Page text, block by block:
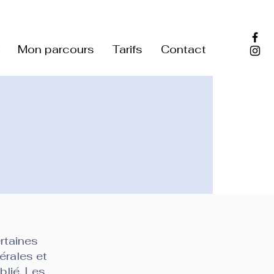
Mon parcours Tarifs Contact
et